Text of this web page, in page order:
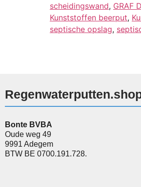
scheidingswand, GRAF
Kunststoffen beerput,
septische opslag,
Bonte BVBA
Oude weg 49
9991 Adegem
BTW BE 0700.191.728.